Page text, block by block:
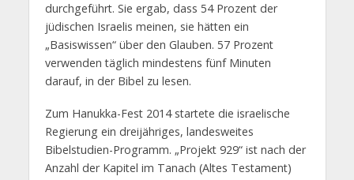
durchgeführt. Sie ergab, dass 54 Prozent der
jüdischen Israelis meinen, sie hätten ein
„Basiswissen“ über den Glauben. 57 Prozent
verwenden täglich mindestens fünf Minuten
darauf, in der Bibel zu lesen.
Zum Hanukka-Fest 2014 startete die israelische
Regierung ein dreijähriges, landesweites
Bibelstudien-Programm. „Projekt 929“ ist nach der
Anzahl der Kapitel im Tanach (Altes Testament)